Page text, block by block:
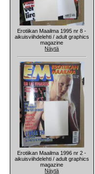
Erotiikan Maailma 1995 nr 8 -
aikuisviihdelehti / adult graphics
magazine
Näytä
Erotiikan Maailma 1996 nr 2 -
aikuisviihdelehti / adult graphics
magazine
Näytä